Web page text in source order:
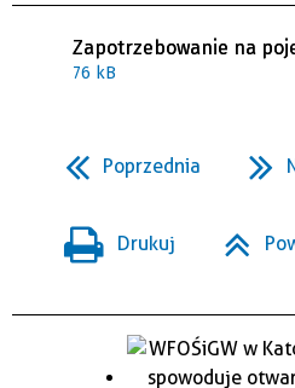
Zapotrzebowanie na
76 kB
Poprzednia
Drukuj